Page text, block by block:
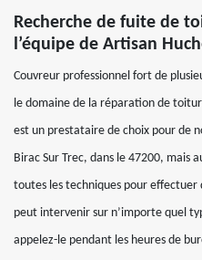
Recherche de fuite de
l’équipe de Artisan
Couvreur professionnel fort de
le domaine de la réparation de
est un prestataire de choix pour de
Birac Sur Trec, dans le 47200, mais
toutes les techniques pour
peut intervenir sur n’importe quel
appelez-le pendant les heures de